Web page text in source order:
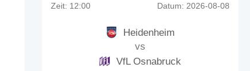
Zeit: 12:00 Datum: 2026-08-08
Heidenheim
vs
VfL Osnabruck